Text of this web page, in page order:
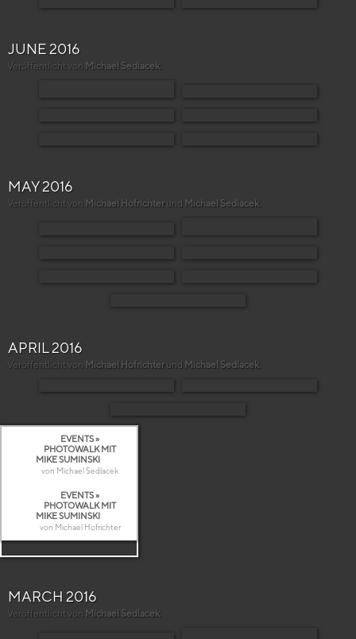
JUNE 2016
Veröffentlicht von Michael Sedlacek
MAY 2016
Veröffentlicht von Michael Hofrichterund Michael Sedlacek
APRIL 2016
Veröffentlicht von Michael Hofrichterund Michael Sedlacek
EVENTS »
PHOTOWALK MIT
MIKE SUMINSKI
von Michael Sedlacek
EVENTS »
PHOTOWALK MIT
MIKE SUMINSKI
von Michael Hofrichter
MARCH 2016
Veröffentlicht von Michael Sedlacek